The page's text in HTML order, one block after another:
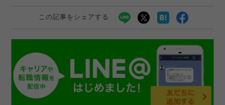
この記事をシェアする